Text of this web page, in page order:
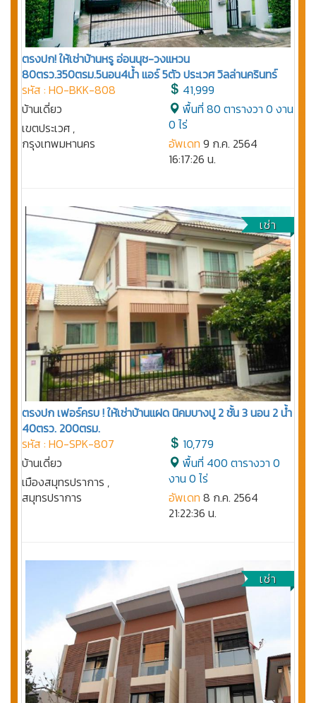
ตรงปก! ให้เช่าบ้านหรู อ่อนนุช-วงแหวน
80ตรว.350ตรม.5นอน4น้ำ แอร์ 5ตัว ประเวศ วิลล่านครินทร์
รหัส : HO-BKK-808
บ้านเดี่ยว
เขตประเวศ ,
กรุงเทพมหานคร
41,999
พื้นที่ 80 ตารางวา 0 งาน
0 ไร่
อัพเดท 9 ก.ค. 2564
16:17:26 น.
เช่า
ตรงปก เฟอร์ครบ ! ให้เช่าบ้านแฝด นิคมบางปู 2 ชั้น 3 นอน 2 น้ำ
40ตรว. 200ตรม.
รหัส : HO-SPK-807
บ้านเดี่ยว
เมืองสมุทรปราการ ,
สมุทรปราการ
10,779
พื้นที่ 400 ตารางวา 0
งาน 0 ไร่
อัพเดท 8 ก.ค. 2564
21:22:36 น.
เช่า